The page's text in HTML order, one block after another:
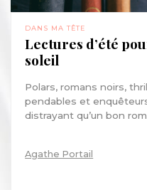
DANS MA TÊTE
Lectures d’été
soleil
Polars, romans noirs,
pendables et
distrayant qu’un bon
Agathe Portail